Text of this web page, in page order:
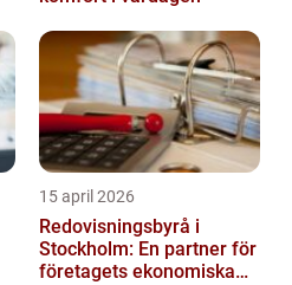
15 april 2026
Redovisningsbyrå i
Stockholm: En partner för
företagets ekonomiska